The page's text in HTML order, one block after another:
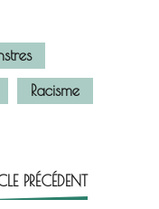
Racisme
PRÉCÉDENT